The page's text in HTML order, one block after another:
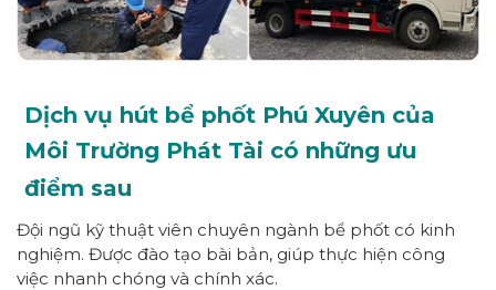
Dịch vụ hút bể phốt Phú Xuyên của
Môi Trường Phát Tài có những ưu
điểm sau
Đội ngũ kỹ thuật viên chuyên ngành bể phốt có kinh
nghiệm. Được đào tạo bài bản, giúp thực hiện công
việc nhanh chóng và chính xác.